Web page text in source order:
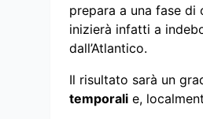
prepara a una fase di
inizierà infatti a
dall’Atlantico.
Il risultato sarà un
temporali e,